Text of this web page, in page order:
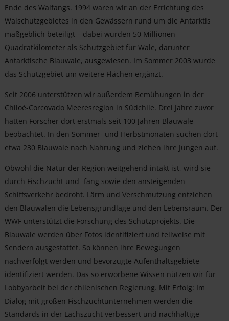
Ende des Walfangs. 1994 waren wir an der Errichtung des
Walschutzgebietes in den Gewässern rund um die Antarktis
maßgeblich beteiligt – dabei wurden 50 Millionen
Quadratkilometer als Schutzgebiet für Wale, darunter
Antarktische Blauwale, ausgewiesen. Im Sommer 2003 wurde
das Schutzgebiet um weitere Flächen ergänzt.
Seit 2006 unterstützen wir außerdem Bemühungen in der
Chiloé-Corcovado Meeresregion in Südchile. Drei Jahre zuvor
hatten Forscher dort erstmals seit 100 Jahren Blauwale
beobachtet. In den Sommer- und Herbstmonaten suchen dort
etwa 230 Blauwale nach Nahrung und ziehen ihre Jungen auf.
Obwohl die Natur der Region weitgehend intakt ist, wird sie
durch Fischzucht und -fang sowie den ansteigenden
Schiffsverkehr bedroht. Lärm und Verschmutzung entziehen
den Blauwalen die Lebensgrundlage und den Lebensraum. Der
WWF unterstützt die Forschung des Schutzprojekts. Die
Blauwale werden über Fotos identifiziert und teilweise mit
Sendern ausgestattet. So können ihre Bewegungen
nachverfolgt werden und bevorzugte Aufenthaltsgebiete
identifiziert werden. Das so erworbene Wissen nützen wir für
Lobbyarbeit bei der chilenischen Regierung. Mit Erfolg: Im
Dialog mit großen Fischzuchtunternehmen werden die
Standards in der Lachszucht verbessert und nachhaltige